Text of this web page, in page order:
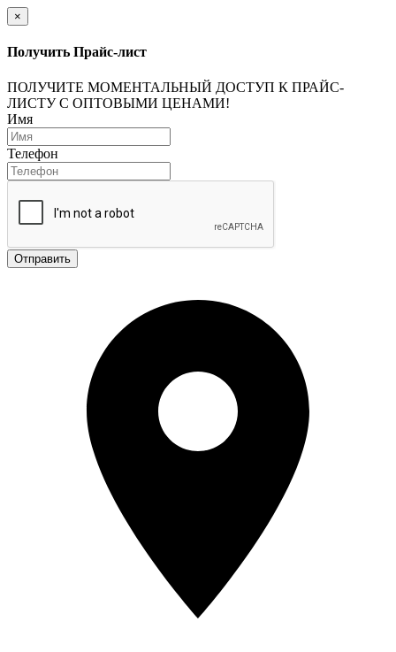
×
Получить Прайс-лист
ПОЛУЧИТЕ МОМЕНТАЛЬНЫЙ ДОСТУП К ПРАЙС-
ЛИСТУ С ОПТОВЫМИ ЦЕНАМИ!
Имя
Телефон
Отправить